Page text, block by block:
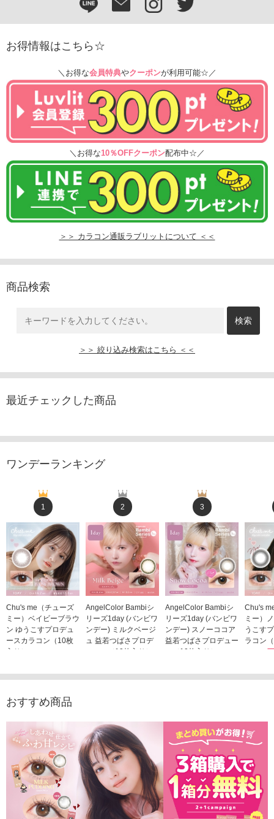
お得情報はこちら☆
＼お得な会員特典やクーポンが利用可能☆／
＼お得な10％OFFクーポン配布中☆／
＞＞ カラコン通販ラブリットについて ＜＜
商品検索
＞＞ 絞り込み検索はこちら ＜＜
最近チェックした商品
ワンデーランキング
1
Chu's me（チューズ
ミー）ベイビーブラウ
ン ゆうこすプロデュ
ースカラコン（10枚
入り）
2
AngelColor Bambiシ
リーズ1day (バンビワ
ンデー) ミルクベージ
ュ 益若つばさプロデ
ュース（10枚入り）
3
AngelColor Bambiシ
リーズ1day (バンビワ
ンデー) スノーココア
益若つばさプロデュー
ス（10枚入り）
Chu's
ミー）
うこす
ラコン
1,705
おすすめ商品